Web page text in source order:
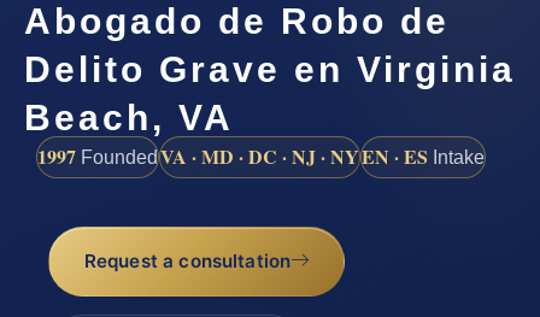
Abogado de Robo de
Delito Grave en Virginia
Beach, VA
1997 FoundedVA · MD · DC · NJ · NYEN · ES Intake
Request a consultation